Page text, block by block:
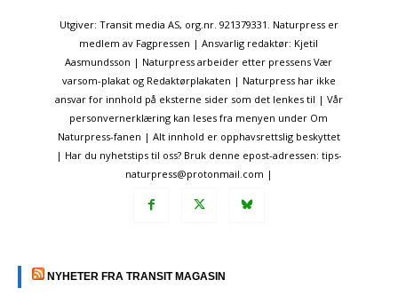
Utgiver: Transit media AS, org.nr. 921379331. Naturpress er
medlem av Fagpressen | Ansvarlig redaktør: Kjetil
Aasmundsson | Naturpress arbeider etter pressens Vær
varsom-plakat og Redaktørplakaten | Naturpress har ikke
ansvar for innhold på eksterne sider som det lenkes til | Vår
personvernerklæring kan leses fra menyen under Om
Naturpress-fanen | Alt innhold er opphavsrettslig beskyttet
| Har du nyhetstips til oss? Bruk denne epost-adressen: tips-
naturpress@protonmail.com |
NYHETER FRA TRANSIT MAGASIN